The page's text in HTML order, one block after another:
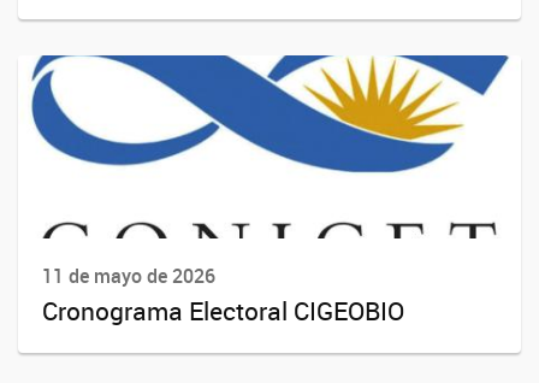
11 de mayo de 2026
Cronograma Electoral CIGEOBIO